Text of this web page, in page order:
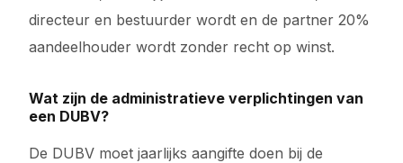
directeur en bestuurder wordt en de partner 20%
aandeelhouder wordt zonder recht op winst.
Wat zijn de administratieve verplichtingen van
een DUBV?
De DUBV moet jaarlijks aangifte doen bij de